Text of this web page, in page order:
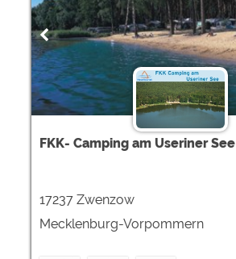
FKK- Camping am Useriner See
17237 Zwenzow
Mecklenburg-Vorpommern